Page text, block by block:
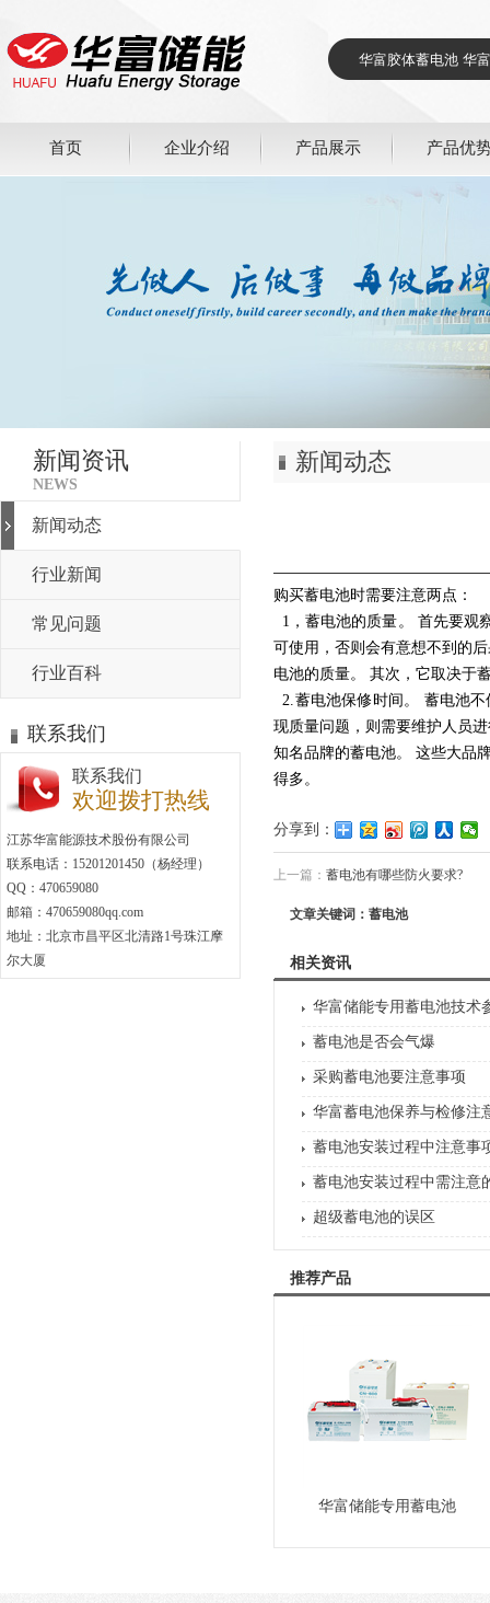
首页 企业介绍 产品展示 产品优
新闻资讯
NEWS
新闻动态
行业新闻
常见问题
行业百科
联系我们
联系我们
欢迎拨打热线
江苏华富能源技术股份有限公司
联系电话：15201201450（杨经理）
QQ：470659080
邮箱：470659080qq.com
地址：北京市昌平区北清路1号珠江摩
尔大厦
新闻动态
购买蓄电池时需要注意两点：
1，蓄电池的质量。 首先要观
可使用，否则会有意想不到的
电池的质量。 其次，它取决于
2.蓄电池保修时间。 蓄电池
现质量问题，则需要维护人员
知名品牌的蓄电池。 这些大品
得多。
分享到：
上一篇： 蓄电池有哪些防火要求?
文章关键词：蓄电池
相关资讯
华富储能专用蓄电池技术
蓄电池是否会气爆
采购蓄电池要注意事项
华富蓄电池保养与检修注
蓄电池安装过程中注意事
蓄电池安装过程中需注意
超级蓄电池的误区
推荐产品
华富储能专用蓄电池